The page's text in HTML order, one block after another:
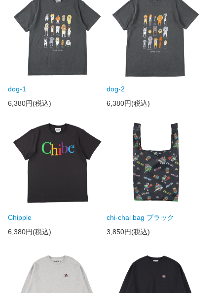
dog-1
6,380円(税込)
dog-2
6,380円(税込)
Chipple
6,380円(税込)
chi-chai bag ブラック
3,850円(税込)